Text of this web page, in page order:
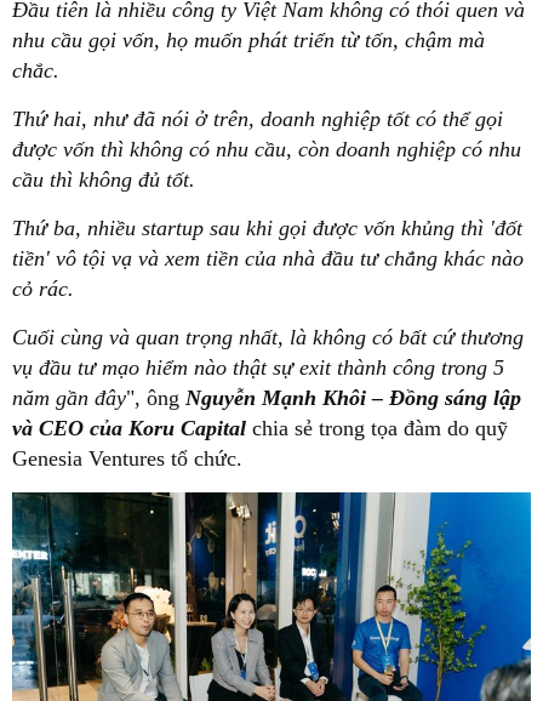
Đầu tiên là nhiều công ty Việt Nam không có thói quen và
nhu cầu gọi vốn, họ muốn phát triển từ tốn, chậm mà
chắc.
Thứ hai, như đã nói ở trên, doanh nghiệp tốt có thể gọi
được vốn thì không có nhu cầu, còn doanh nghiệp có nhu
cầu thì không đủ tốt.
Thứ ba, nhiều startup sau khi gọi được vốn khủng thì 'đốt
tiền' vô tội vạ và xem tiền của nhà đầu tư chẳng khác nào
cỏ rác.
Cuối cùng và quan trọng nhất, là không có bất cứ thương
vụ đầu tư mạo hiểm nào thật sự exit thành công trong 5
năm gần đây", ông Nguyễn Mạnh Khôi – Đồng sáng lập
và CEO của Koru Capital chia sẻ trong tọa đàm do quỹ
Genesia Ventures tổ chức.